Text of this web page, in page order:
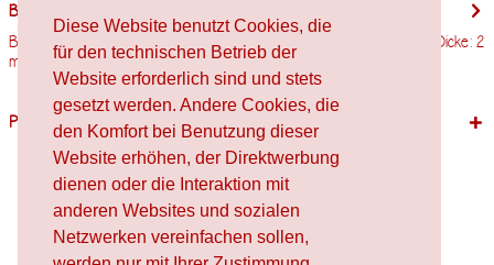
Diese Website benutzt Cookies, die
für den technischen Betrieb der
Website erforderlich sind und stets
gesetzt werden. Andere Cookies, die
den Komfort bei Benutzung dieser
Website erhöhen, der Direktwerbung
dienen oder die Interaktion mit
anderen Websites und sozialen
Netzwerken vereinfachen sollen,
Beschreibung
Beschreibung 3D Klebepunkte Inhalt: 20 Stück Durchmessser: 10 mm Dicke: 2
mm Verwendung...mehr
Passende Produkte